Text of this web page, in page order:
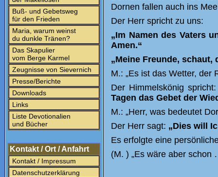
Buß- und Gebetsweg
für den Frieden
Maria, warum weinst
du dunkle Tränen?
Das Skapulier
vom Berge Karmel
Zeugnisse von Sievernich
Presse/Berichte
Downloads
Links
Liste Devotionalien
und Bücher
Kontakt / Ort / Anfahrt
Kontakt / Impressum
Datenschutzerklärung
Dornen fallen auch ins
Der Herr spricht zu uns:
„Im Namen des Vaters
Amen.“
„Meine Freunde,
M.: „Es ist das Wetter, der
Der Himmelskönig spricht:
Tagen das Gebet der
M.: „Herr, was bedeutet
Der Herr sagt: „Dies will
Es erfolgte eine
(M. ) „Es wäre aber schon